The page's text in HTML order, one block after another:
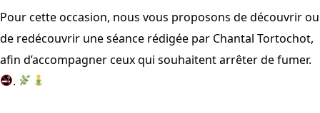
Pour cette occasion, nous vous proposons de découvrir ou
de redécouvrir une séance rédigée par Chantal Tortochot,
afin d’accompagner ceux qui souhaitent arrêter de fumer.
.